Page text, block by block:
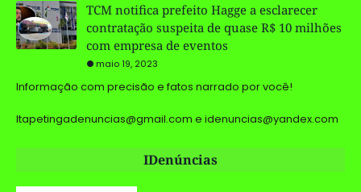
TCM notifica prefeito Hagge a esclarecer
contratação suspeita de quase R$ 10 milhões
com empresa de eventos
maio 19, 2023
Informação com precisão e fatos narrado por você!
Itapetingadenuncias@gmail.com e idenuncias@yandex.com
IDenúncias